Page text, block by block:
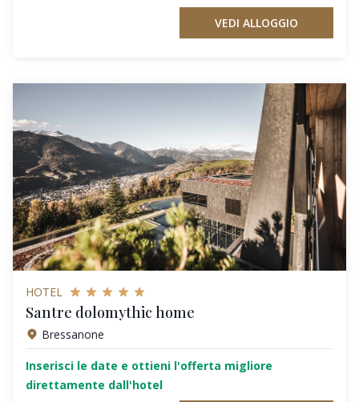
VEDI ALLOGGIO
HOTEL
Santre dolomythic home
Bressanone
Inserisci le date e ottieni l'offerta migliore
direttamente dall'hotel